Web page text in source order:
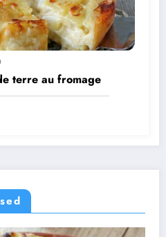
terre au fromage